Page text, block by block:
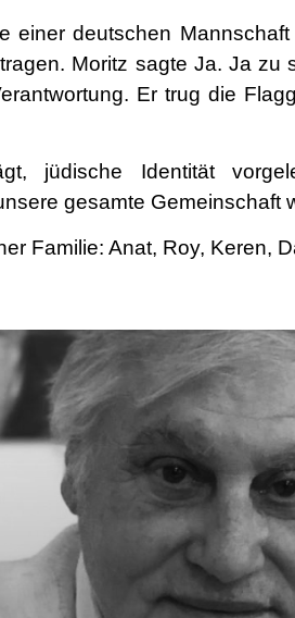
einer deutschen
Moritz sagte Ja. Ja
Er trug die
jüdische Identität
gesamte Gemeinschaft
Familie: Anat, Roy, Keren,